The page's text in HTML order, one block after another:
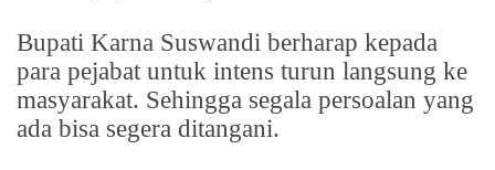
Bupati Karna Suswandi berharap kepada
para pejabat untuk intens turun langsung ke
masyarakat. Sehingga segala persoalan yang
ada bisa segera ditangani.